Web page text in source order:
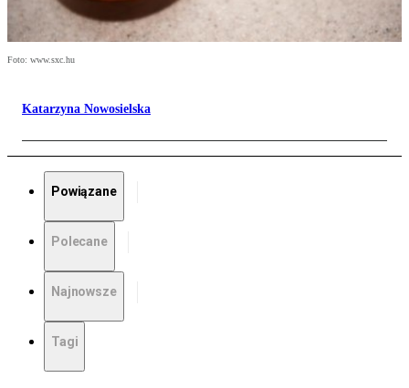
Foto: www.sxc.hu
Katarzyna Nowosielska
Powiązane
Polecane
Najnowsze
Tagi